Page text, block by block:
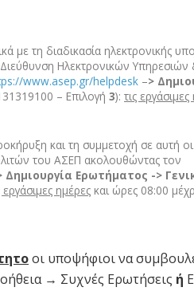
με τη διαδικασία ηλεκτρονικής
Ηλεκτρονικών Υπηρεσιών
www.asep.gr/helpdesk –>
– Επιλογή 3): τις
και τη συμμετοχή σε αυτή
του ΑΣΕΠ ακολουθώντας τον
Δημιουργία Ερωτήματος ->
εργάσιμες ημέρες και ώρες 08:00
οι υποψήφιοι να
→ Συχνές Ερωτήσεις ή